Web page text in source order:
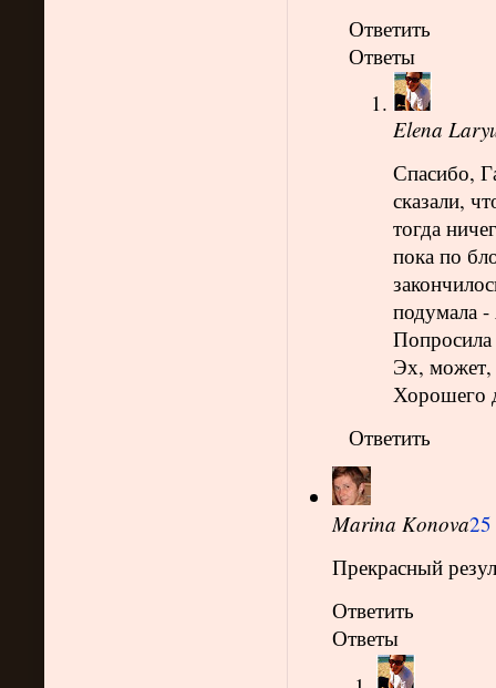
Ответить
Ответы
Elena
Спасибо,
сказали,
тогда
пока по
подумала
Попросила
Эх, может,
Хорошего
Ответить
Marina Konova25
Прекрасный
Ответить
Ответы